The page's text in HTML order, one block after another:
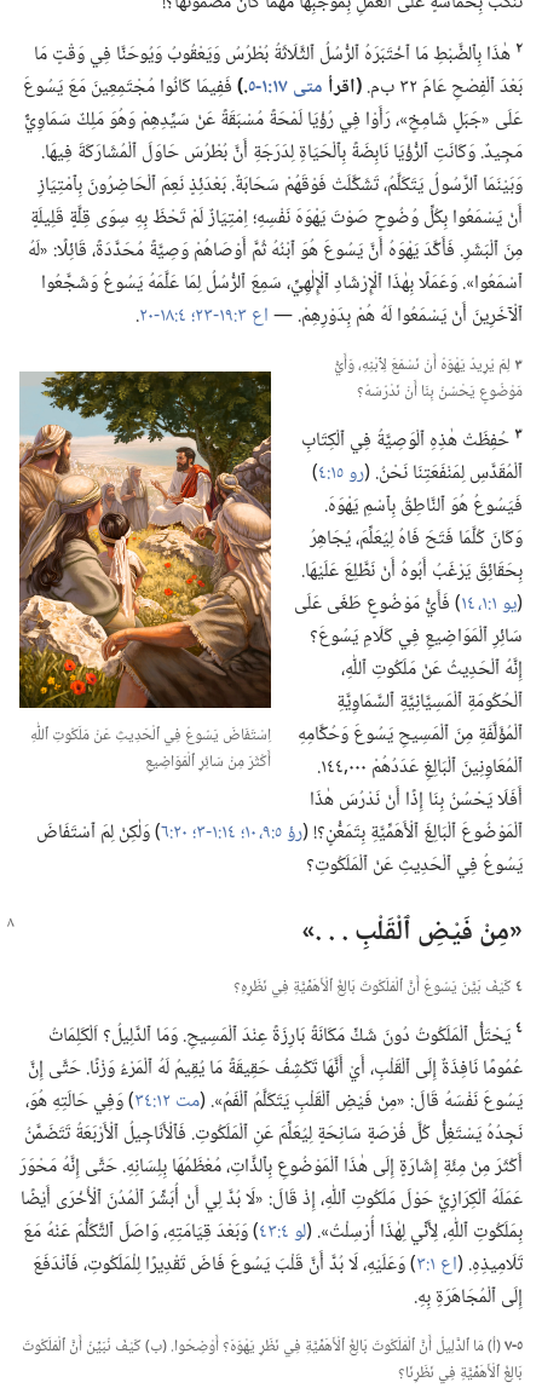
٢ هٰذَا بِٱلضَّبْطِ مَا ٱخْتَبَرَهُ ٱلرُّسُلُ ٱلثَّلَاثَةُ بُطْرُسُ وَيَعْقُوبُ وَيُوحَنَّا فِي وَقْتٍ مَا
بَعْدَ ٱلْفِصْحِ عَامَ ٣٢ ب‌م.‏
‏(‏اقرأ متى ١٧:‏​١-‏٥ ‏.‏)‏فَفِيمَا كَانُوا مُجْتَمِعِينَ مَعَ يَسُوعَ
عَلَى «جَبَلٍ شَامِخٍ»،‏ رَأَوْا فِي رُؤْيَا لَمْحَةً مُسْبَقَةً عَنْ سَيِّدِهِمْ وَهُوَ مَلِكٌ سَمَاوِيٌّ
مَجِيدٌ.‏ وَكَانَتِ ٱلرُّؤْيَا نَابِضَةً بِٱلْحَيَاةِ لِدَرَجَةِ أَنَّ بُطْرُسَ حَاوَلَ ٱلْمُشَارَكَةَ فِيهَا.‏
وَبَيْنَمَا ٱلرَّسُولُ يَتَكَلَّمُ،‏ تَشَكَّلَتْ فَوْقَهُمْ سَحَابَةٌ.‏ بَعْدَئِذٍ نَعِمَ ٱلْحَاضِرُونَ بِٱمْتِيَازِ
أَنْ يَسْمَعُوا بِكُلِّ وُضُوحٍ صَوْتَ يَهْوَهَ نَفْسِهِ؛‏ اِمْتِيَازٌ لَمْ تَحْظَ بِهِ سِوَى قِلَّةٍ قَلِيلَةٍ
مِنَ ٱلْبَشَرِ.‏ فَأَكَّدَ يَهْوَهُ أَنَّ يَسُوعَ هُوَ ٱبْنُهُ ثُمَّ أَوْصَاهُمْ وَصِيَّةً مُحَدَّدَةً،‏ قَائِلًا:‏ «لَهُ
ٱسْمَعُوا».‏ وَعَمَلًا بِهٰذَا ٱلْإِرْشَادِ ٱلْإِلٰهِيِّ،‏ سَمِعَ ٱلرُّسُلُ لِمَا عَلَّمَهُ يَسُوعُ وَشَجَّعُوا
ٱلْآخَرِينَ أَنْ يَسْمَعُوا لَهُ هُمْ بِدَوْرِهِمْ.‏ —‏اع ٣:‏​١٩-‏٢٣؛‏ ‏.‏
اِسْتَفَاضَ يَسُوعُ فِي ٱلْحَدِيثِ عَنْ مَلَكُوتِ ٱللّٰهِ
أَكْثَرَ مِنْ سَائِرِ ٱلْمَوَاضِيعِ
٣ لِمَ يُرِيدُ يَهْوَهُ أَنْ نَسْمَعَ لِٱبْنِهِ،‏ وَأَيُّ
مَوْضُوعٍ يَحْسُنُ بِنَا أَنْ نَدْرُسَهُ؟‏
٣ حُفِظَتْ هٰذِهِ ٱلْوَصِيَّةُ فِي ٱلْكِتَابِ
ٱلْمُقَدَّسِ لِمَنْفَعَتِنَا نَحْنُ.‏ (‏رو ١٥:‏٤
‏)‏
فَيَسُوعُ هُوَ ٱلنَّاطِقُ بِٱسْمِ يَهْوَهَ.‏
وَكَانَ كُلَّمَا فَتَحَ فَاهُ لِيُعَلِّمَ،‏ يُجَاهِرُ
بِحَقَائِقَ يَرْغَبُ أَبُوهُ أَنْ نَطَّلِعَ عَلَيْهَا.‏
(‏يو ١:‏​١،‏
‏)‏ فَأَيُّ مَوْضُوعٍ طَغَى عَلَى
سَائِرِ ٱلْمَوَاضِيعِ فِي كَلَامِ يَسُوعَ؟‏
إِنَّهُ ٱلْحَدِيثُ عَنْ مَلَكُوتِ ٱللّٰهِ،‏
ٱلْحُكُومَةِ ٱلْمَسِيَّانِيَّةِ ٱلسَّمَاوِيَّةِ
ٱلْمُؤَلَّفَةِ مِنَ ٱلْمَسِيحِ يَسُوعَ وَحُكَّامِهِ
ٱلْمُعَاوِنِينَ ٱلْبَالِغِ عَدَدُهُمْ ٠٠٠‏,١٤٤.‏
أَفَلَا يَحْسُنُ بِنَا إِذًا أَنْ نَدْرُسَ هٰذَا
ٱلْمَوْضُوعَ ٱلْبَالِغَ ٱلْأَهَمِّيَّةِ بِتَمَعُّنٍ؟‏!‏ (‏رؤ ٥:‏​٩،‏ ١٠؛‏
‏)‏ وَلٰكِنْ لِمَ ٱسْتَفَاضَ
يَسُوعُ فِي ٱلْحَدِيثِ عَنْ ٱلْمَلَكُوتِ؟‏
‏«مِنْ فَيْضِ ٱلْقَلْبِ .‏ .‏ .‏»‏
٤كَيْفَ بَيَّنَ يَسُوعُ أَنَّ ٱلْمَلَكُوتَ بَالِغُ ٱلْأَهَمِّيَّةِ فِي نَظَرِهِ؟‏
٤ يَحْتَلُّ ٱلْمَلَكُوتُ دُونَ شَكٍّ مَكَانَةً بَارِزَةً عِنْدَ ٱلْمَسِيحِ.‏ وَمَا ٱلدَّلِيلُ؟‏ اَلْكَلِمَاتُ
عُمُومًا نَافِذَةٌ إِلَى ٱلْقَلْبِ،‏ أَيْ أَنَّهَا تَكْشِفُ حَقِيقَةً مَا يُقِيمُ لَهُ ٱلْمَرْءُ وَزْنًا.‏ حَتَّى إِنَّ
يَسُوعَ نَفْسَهُ قَالَ:‏ «مِنْ فَيْضِ ٱلْقَلْبِ يَتَكَلَّمُ ٱلْفَمُ».‏ (‏مت ١٢:‏٣٤
‏)‏ وَفِي حَالَتِهِ هُوَ،‏
نَجِدُهُ يَسْتَغِلُّ كُلَّ فُرْصَةٍ سَانِحَةٍ لِيُعَلِّمَ عَنِ ٱلْمَلَكُوتِ.‏ فَٱلْأَنَاجِيلُ ٱلْأَرْبَعَةُ تَتَضَمَّنُ
أَكْثَرَ مِنْ مِئَةِ إِشَارَةٍ إِلَى هٰذَا ٱلْمَوْضُوعِ بِٱلذَّاتِ،‏ مُعْظَمُهَا بِلِسَانِهِ.‏ حَتَّى إِنَّهُ مَحْوَرَ
عَمَلَهُ ٱلْكِرَازِيَّ حَوْلَ مَلَكُوتِ ٱللّٰهِ،‏ إِذْ قَالَ:‏ «لَا بُدَّ لِي أَنْ أُبَشِّرَ ٱلْمُدُنَ ٱلْأُخْرَى أَيْضًا
بِمَلَكُوتِ ٱللّٰهِ،‏ لِأَنِّي لِهٰذَا أُرْسِلْتُ».‏ (‏لو ٤:‏٤٣
‏)‏ وَبَعْدَ قِيَامَتِهِ،‏ وَاصَلَ ٱلتَّكَلُّمَ عَنْهُ مَعَ
تَلَامِيذِهِ.‏ (‏اع ١:‏٣
‏)‏ وَعَلَيْهِ،‏ لَا بُدَّ أَنَّ قَلْبَ يَسُوعَ فَاضَ تَقْدِيرًا لِلْمَلَكُوتِ،‏ فَٱنْدَفَعَ
إِلَى ٱلْمُجَاهَرَةِ بِهِ.‏
٥-‏٧ (‏أ)‏ مَا ٱلدَّلِيلُ أَنَّ ٱلْمَلَكُوتَ بَالِغُ ٱلْأَهَمِّيَّةِ فِي نَظَرِ يَهْوَهَ؟‏ أَوْضِحُوا.‏ (‏ب)‏ كَيْفَ نُبَيِّنُ أَنَّ ٱلْمَلَكُوتَ
بَالِغُ ٱلْأَهَمِّيَّةِ فِي نَظَرِنَا؟‏